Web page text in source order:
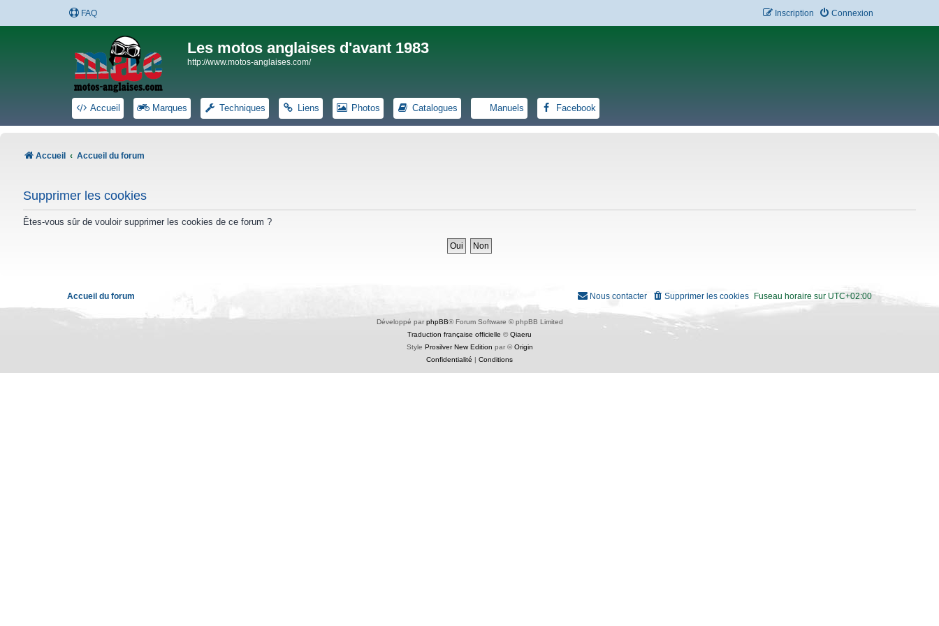
FAQ Connexion
Inscription
Les motos anglaises d'avant 1983
http://www.motos-anglaises.com/
Accueil Marques Techniques Liens Photos Catalogues Manuels Facebook
Accueil Accueil du forum
Supprimer les cookies
Êtes-vous sûr de vouloir supprimer les cookies de ce forum ?
Accueil du forum Fuseau horaire sur UTC+02:00
Supprimer les cookies
Nous contacter
Développé par phpBB® Forum Software © phpBB Limited
Traduction française officielle ©Qiaeru
Style Prosilver New Edition par ©Origin
Confidentialité | Conditions